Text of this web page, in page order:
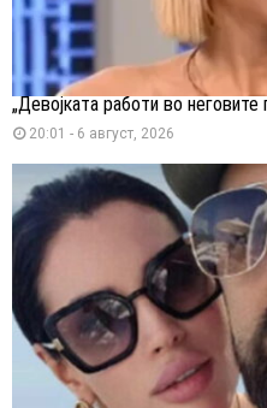
„Девојката работи во неговите
20:01 - 6 август, 2026